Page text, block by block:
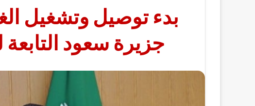
بدء توصيل وتشغيل
جزيرة سعود